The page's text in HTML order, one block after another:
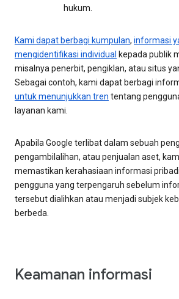
hukum.
Kami dapat berbagi kumpulan, informasi
mengidentifikasi individual kepada publik
misalnya penerbit, pengiklan, atau situs
Sebagai contoh, kami dapat berbagi
untuk menunjukkan tren tentang
layanan kami.
Apabila Google terlibat dalam sebuah
pengambilalihan, atau penjualan aset,
memastikan kerahasiaan informasi
pengguna yang terpengaruh sebelum
tersebut dialihkan atau menjadi subjek
berbeda.
Keamanan informasi